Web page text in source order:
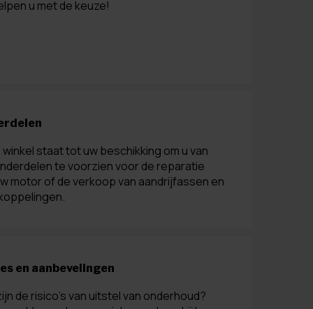
u met de keuze!
winkel staat tot uw beschikking om u van
te voorzien voor de reparatie
motor of de verkoop van aandrijfassen en
en aanbevelingen
de risico's van uitstel van onderhoud?